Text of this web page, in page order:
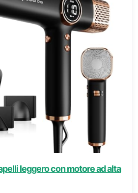
leggero con motore ad alta